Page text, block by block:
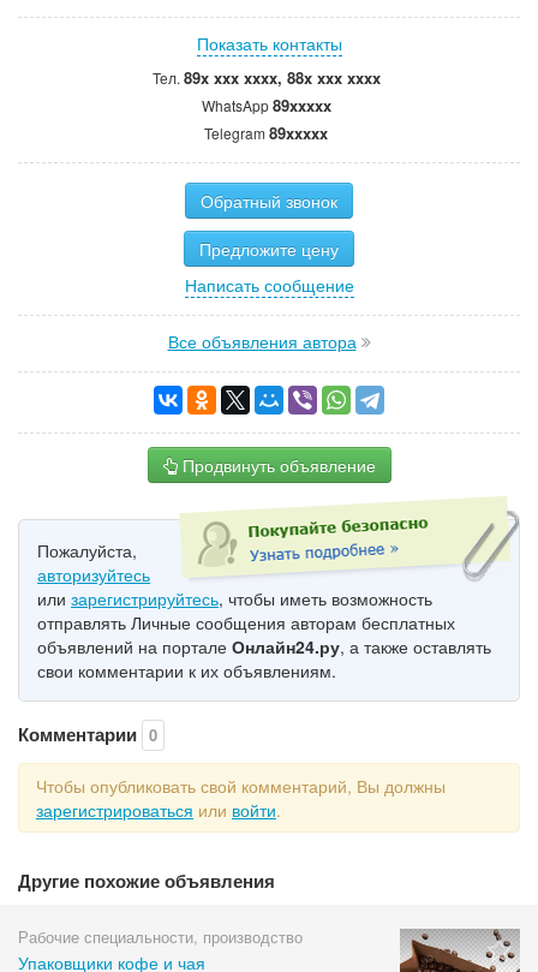
Показать контакты
Тел. 89x xxx xxxx, 88x xxx xxxx
WhatsApp89xxxxx
Telegram 89xxxxx
Обратный звонок
Предложите цену
Написать сообщение
Все объявления автора
Продвинуть объявление
Пожалуйста,
авторизуйтесь
или зарегистрируйтесь, чтобы иметь возможность
отправлять Личные сообщения авторам бесплатных
объявлений на портале Онлайн24.ру, а также оставлять
свои комментарии к их объявлениям.
Комментарии 0
Чтобы опубликовать свой комментарий, Вы должны
зарегистрироваться или войти.
Другие похожие объявления
Рабочие специальности, производство
Упаковщики кофе и чая